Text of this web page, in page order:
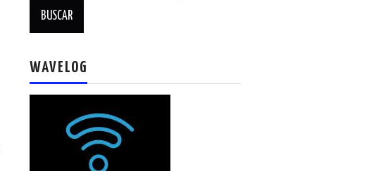
WAVELOG